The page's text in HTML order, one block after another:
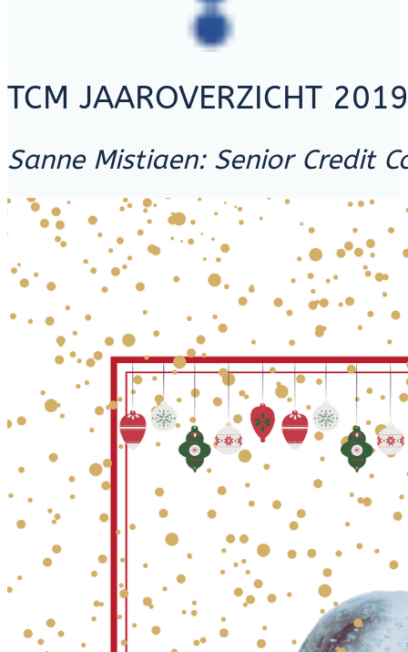
TCM JAAROVERZICHT 2019
Sanne Mistiaen: Senior Credit